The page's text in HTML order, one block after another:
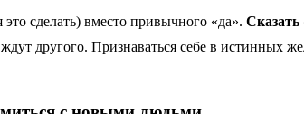
сделать) вместо привычного «да». Сказать
другого. Признаваться себе в истинных